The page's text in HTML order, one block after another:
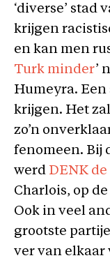
‘diverse’ stad
krijgen
en kan men
Turk minder’
Humeyra.
krijgen. Het
zo’n
fenomeen. Bij
werd DENK
Charlois, op
Ook in veel
grootste
ver van elkaar